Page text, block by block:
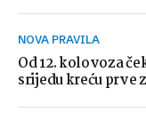
NOVA PRAVILA
Od 12. kolovoza
srijedu kreću prve